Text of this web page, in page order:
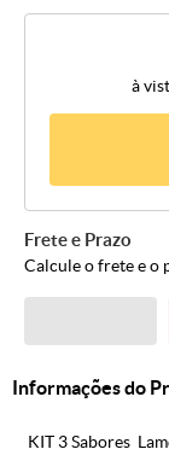
à
Frete e Prazo
Calcule o frete e o
Informações do
KIT 3 Sabores